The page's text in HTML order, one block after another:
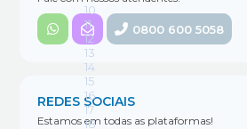
0800 600 5058
REDES SOCIAIS
Estamos em todas as plataformas!